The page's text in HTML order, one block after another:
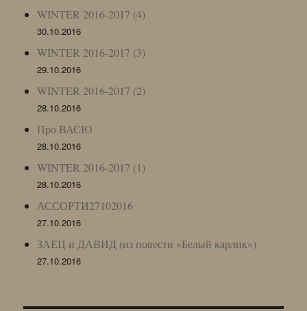
WINTER 2016-2017 (4)
30.10.2016
WINTER 2016-2017 (3)
29.10.2016
WINTER 2016-2017 (2)
28.10.2016
Про ВАСЮ
28.10.2016
WINTER 2016-2017 (1)
28.10.2016
АССОРТИ27102016
27.10.2016
ЗАЕЦ и ДАВИД (из повести «Белый карлик»)
27.10.2016